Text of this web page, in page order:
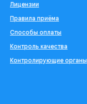
Лицензии
Правила приёма
Способы оплаты
Контроль качества
Контролирующие органы